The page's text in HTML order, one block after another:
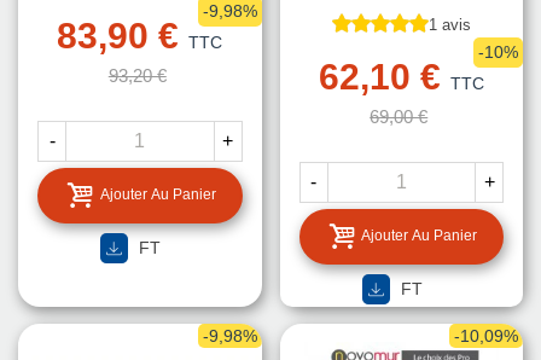
83,90 € TTC
93,20 €
-9,98%
- +
Ajouter Au Panier
FT
1 avis
62,10 € TTC
69,00 €
-10%
- +
Ajouter Au Panier
FT
-9,98% -10,09%